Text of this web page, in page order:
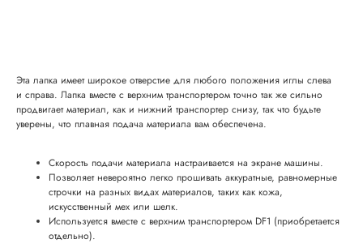
Эта лапка имеет широкое отверстие для любого положения иглы слева
и справа. Лапка вместе с верхним транспортером точно так же сильно
продвигает материал, как и нижний транспортер снизу, так что будьте
уверены, что плавная подача материала вам обеспечена.
Скорость подачи материала настраивается на экране машины.
Позволяет невероятно легко прошивать аккуратные, равномерные
строчки на разных видах материалов, таких как кожа,
искусственный мех или шелк.
Используется вместе с верхним транспортером DF1 (приобретается
отдельно).